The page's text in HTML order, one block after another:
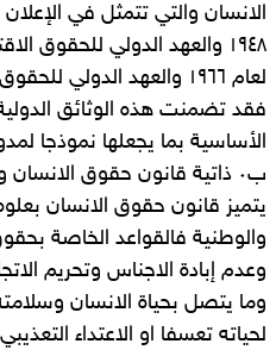
الانسان والتي تتمثل في
١٩٤٨ والعهد الدولي للحقوق
لعام ١٩٦٦ والعهد الدولي للحقوق المدنية والسياسية لعام ١٩٦٦
فقد تضمنت هذه الوثائق
الأساسية بما يجعلها نموذجا
ب٠ ذاتية قانون حقوق الانسان وعلوه
يتميز قانون حقوق الانسان
والوطنية فالقواعد الخاصة
وعدم إبادة الاجناس وتحريم
وما يتصل بحياة الانسان
لحياته تعسفا او الاعتداء